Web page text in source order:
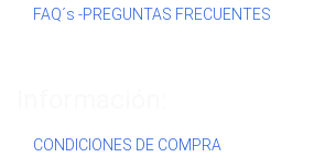
FAQ´s -PREGUNTAS FRECUENTES
CONDICIONES DE COMPRA